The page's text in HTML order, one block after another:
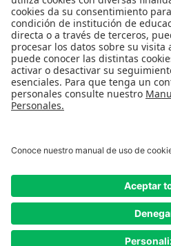
Bienestar
Uso de datos Personales
Convivencia y transparencia
Emergencias: Extensión 0000
Reconocimiento como Universidad: Decreto
Reconocimiento personería jurídica: